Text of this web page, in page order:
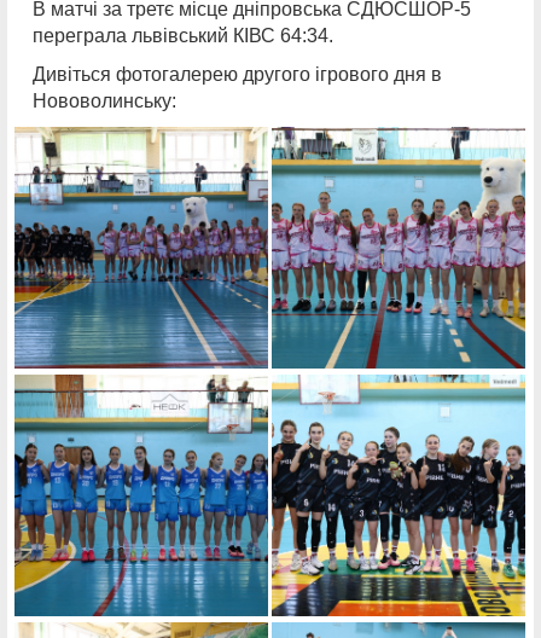
В матчі за третє місце дніпровська СДЮСШОР-5
переграла львівський КІВС 64:34.
Дивіться фотогалерею другого ігрового дня в
Нововолинську: